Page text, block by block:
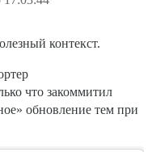
контекст.
что закоммитил
обновление тем при